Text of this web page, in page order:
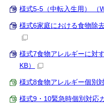
様式5-5（中転入生用） （
様式6家庭における食物除
様式7食物アレルギーに対
KB）
様式8食物アレルギー個別
様式9・10緊急時個別対応